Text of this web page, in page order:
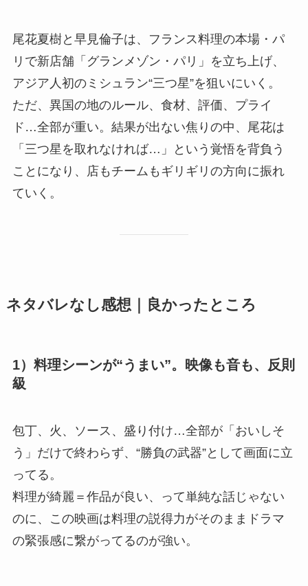
尾花夏樹と早見倫子は、フランス料理の本場・パ
リで新店舗「グランメゾン・パリ」を立ち上げ、
アジア人初のミシュラン“三つ星”を狙いにいく。
ただ、異国の地のルール、食材、評価、プライ
ド…全部が重い。結果が出ない焦りの中、尾花は
「三つ星を取れなければ…」という覚悟を背負う
ことになり、店もチームもギリギリの方向に振れ
ていく。
ネタバレなし感想｜良かったところ
1）料理シーンが“うまい”。映像も音も、反則
級
包丁、火、ソース、盛り付け…全部が「おいしそ
う」だけで終わらず、“勝負の武器”として画面に立
ってる。
料理が綺麗＝作品が良い、って単純な話じゃない
のに、この映画は料理の説得力がそのままドラマ
の緊張感に繋がってるのが強い。